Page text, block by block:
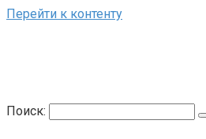
Перейти к контенту
Поиск: